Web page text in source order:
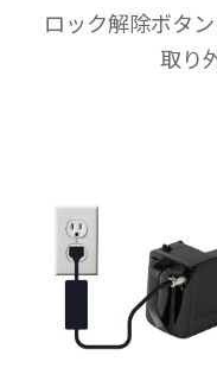
ロック解除ボタ
取り